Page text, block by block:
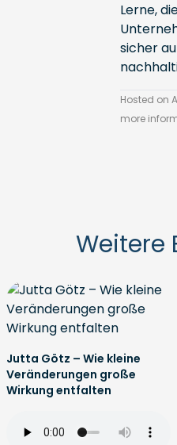
Lerne,
sicher
Hosted on
more
Weitere
Jutta Götz – Wie kleine
Veränderungen große
Wirkung entfalten